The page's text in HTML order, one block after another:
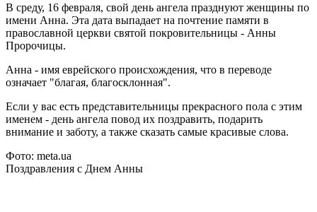
В среду, 16 февраля, свой день ангела празднуют женщины по
имени Анна. Эта дата выпадает на почтение памяти в
православной церкви святой покровительницы - Анны
Пророчицы.
Анна - имя еврейского происхождения, что в переводе
означает "благая, благосклонная".
Если у вас есть представительницы прекрасного пола с этим
именем - день ангела повод их поздравить, подарить
внимание и заботу, а также сказать самые красивые слова.
Фото: meta.ua
Поздравления с Днем Анны